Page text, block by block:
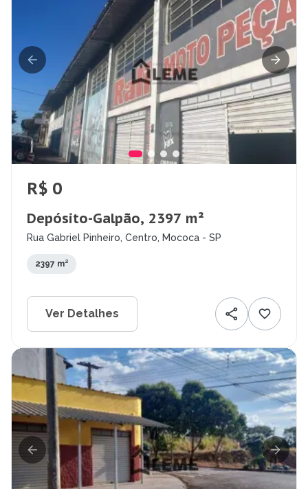
R$ 0
Depósito-Galpão, 2397 m²
Rua Gabriel Pinheiro, Centro, Mococa - SP
2397 m²
Ver Detalhes